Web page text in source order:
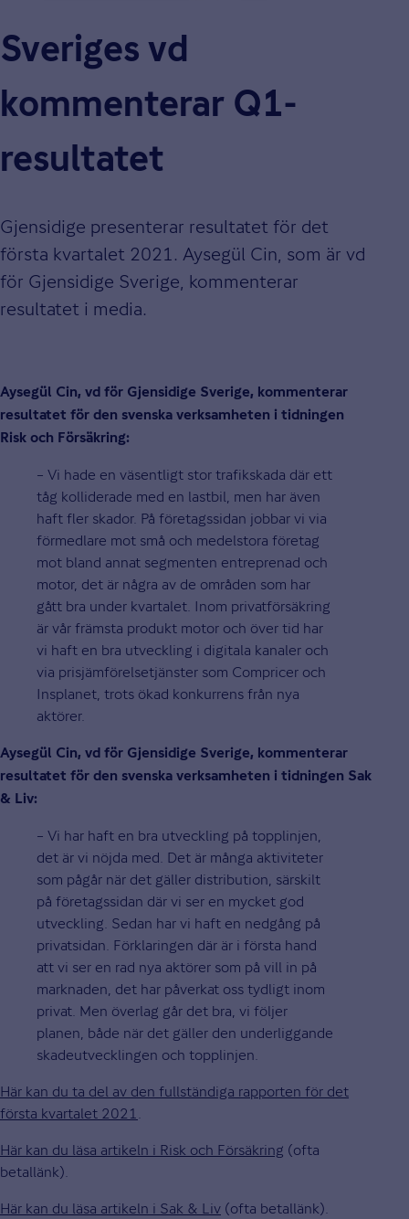
Sveriges vd
kommenterar Q1-
resultatet
Gjensidige presenterar resultatet för det
första kvartalet 2021. Aysegül Cin, som är vd
för Gjensidige Sverige, kommenterar
resultatet i media.
Aysegül Cin, vd för Gjensidige Sverige, kommenterar
resultatet för den svenska verksamheten i tidningen
Risk och Försäkring:
– Vi hade en väsentligt stor trafikskada där ett
tåg kolliderade med en lastbil, men har även
haft fler skador. På företagssidan jobbar vi via
förmedlare mot små och medelstora företag
mot bland annat segmenten entreprenad och
motor, det är några av de områden som har
gått bra under kvartalet. Inom privatförsäkring
är vår främsta produkt motor och över tid har
vi haft en bra utveckling i digitala kanaler och
via prisjämförelsetjänster som Compricer och
Insplanet, trots ökad konkurrens från nya
aktörer.
Aysegül Cin, vd för Gjensidige Sverige, kommenterar
resultatet för den svenska verksamheten i tidningen Sak
& Liv:
– Vi har haft en bra utveckling på topplinjen,
det är vi nöjda med. Det är många aktiviteter
som pågår när det gäller distribution, särskilt
på företagssidan där vi ser en mycket god
utveckling. Sedan har vi haft en nedgång på
privatsidan. Förklaringen där är i första hand
att vi ser en rad nya aktörer som på vill in på
marknaden, det har påverkat oss tydligt inom
privat. Men överlag går det bra, vi följer
planen, både när det gäller den underliggande
skadeutvecklingen och topplinjen.
Här kan du ta del av den fullständiga rapporten för det
första kvartalet 2021.
Här kan du läsa artikeln i Risk och Försäkring (ofta
betallänk).
Här kan du läsa artikeln i Sak & Liv (ofta betallänk).